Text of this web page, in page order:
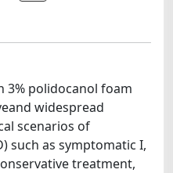
3% polidocanol foam
widespread
scenarios of
such as symptomatic I,
treatment,